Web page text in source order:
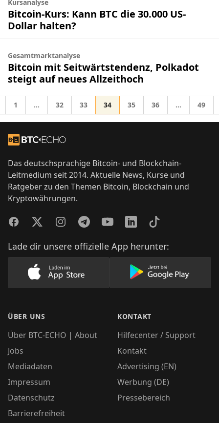
Kursanalyse
Bitcoin-Kurs: Kann BTC die 30.000 US-
Dollar halten?
Gesamtmarktanalyse
Bitcoin mit Seitwärtstendenz, Polkadot
steigt auf neues Allzeithoch
zu
Gehe zur Seite
1 Zwischenseiten weggelassen
… Gehe zur Seite
32 Gehe zur Seite
33 Gehe zur Seite
34 Gehe zur Seite
35 Gehe zur Seite
36 … Gehe
49
Zur Startseite
Das deutschsprachige Bitcoin- und Blockchain-
Leitmedium seit 2014. Aktuelle News, Kurse und
Ratgeber zu den Themen Bitcoin, Blockchain und
Kryptowährungen.
FacebookTwitterInstagramTelegramYouTubeLinkedInTikTok
Lade dir unsere offizielle App herunter:
Lade unsere App im AppStore herunter
Lade unsere
ÜBER UNS
Über BTC-ECHO | About
Jobs
Mediadaten
Impressum
Datenschutz
Barrierefreiheit
KONTAKT
Hilfecenter / Support
Kontakt
Advertising (EN)
Werbung (DE)
Pressebereich